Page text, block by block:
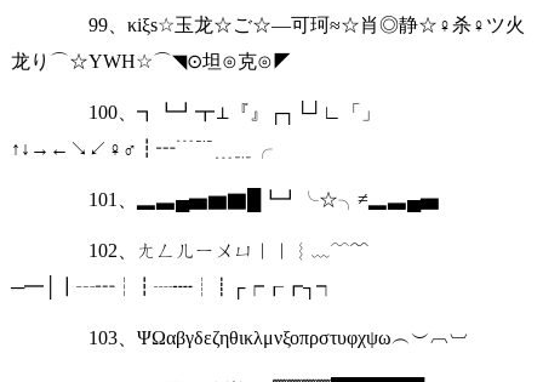
99、κiξs☆玉龙☆ご☆—可珂≈☆肖◎静☆♀杀♀ツ火
龙り⌒☆YWH☆⌒◥⊙坦⊙克⊙◤
100、┓┗┛┳⊥『』┌┐└┘∟「」
↑↓→←↘↙♀♂┇┅﹉﹊﹍﹎╭
101、▂▃▄▅▆▇█┗┛╰☆╮≠▂▃▄▅
102、ㄤㄥㄦㄧㄨㄩ︱︳︴﹏﹋﹌
─━│┃┄┅┆┇┈┉┊┋┌┍┎┏┐┑
103、ΨΩαβγδεζηθικλμνξοπρστυφχψω︵︶︹︺